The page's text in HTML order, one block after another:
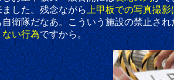
残念ながら上甲板での写真撮影
あ。こういう施設の禁止された
行為ですから。